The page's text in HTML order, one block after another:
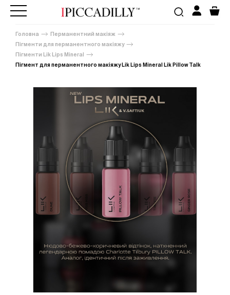
Головна
Перманентний макіяж
Пігменти для перманентного макіяжу
Пігменти Lik Lips Mineral
Пігмент для перманентного макіяжу Lik Lips Mineral Lik Pillow Talk